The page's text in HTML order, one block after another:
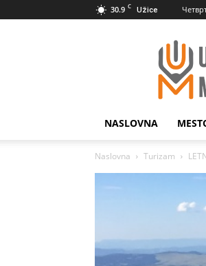
30.9 C Užice
NASLOVNA
Naslovna Turizam